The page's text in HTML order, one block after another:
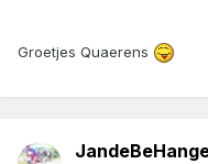
Groetjes Quaerens